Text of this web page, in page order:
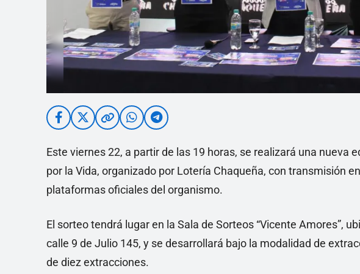
Este viernes 22, a partir de las 19 horas, se realizará una nueva
por la Vida, organizado por Lotería Chaqueña, con transmisión
plataformas oficiales del organismo.
El sorteo tendrá lugar en la Sala de Sorteos “Vicente Amores”,
calle 9 de Julio 145, y se desarrollará bajo la modalidad de
de diez extracciones.